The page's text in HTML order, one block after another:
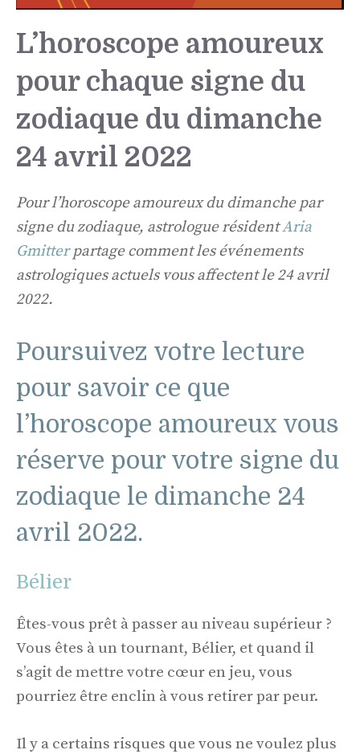
L’horoscope amoureux
pour chaque signe du
zodiaque du dimanche
24 avril 2022
Pour l’horoscope amoureux du dimanche par
signe du zodiaque, astrologue résidentAria
Gmitterpartage comment les événements
astrologiques actuels vous affectent le 24 avril
2022.
Poursuivez votre lecture
pour savoir ce que
l’horoscope amoureux vous
réserve pour votre signe du
zodiaque le dimanche 24
avril 2022.
Bélier
Êtes-vous prêt à passer au niveau supérieur ?
Vous êtes à un tournant, Bélier, et quand il
s’agit de mettre votre cœur en jeu, vous
pourriez être enclin à vous retirer par peur.
Il y a certains risques que vous ne voulez plus